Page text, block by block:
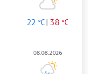
22 °C 38 °C
08.08.2026